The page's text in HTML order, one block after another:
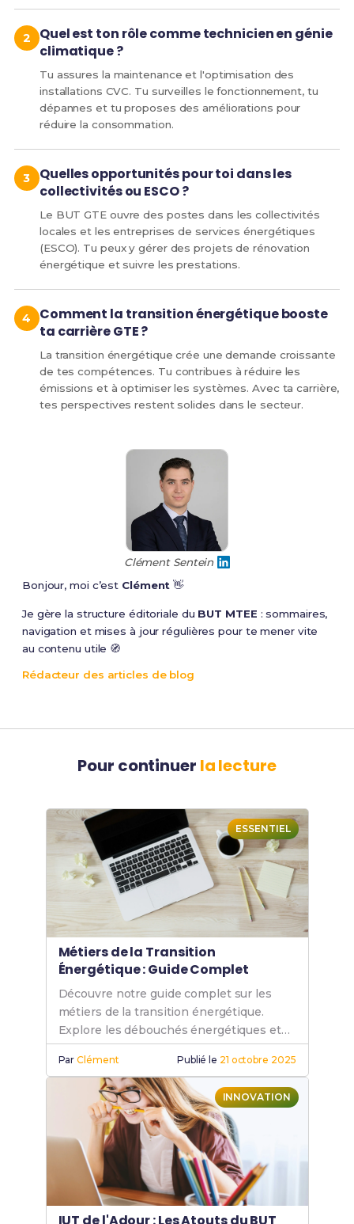
Quel est ton rôle comme technicien en génie
climatique ?
Tu assures la maintenance et l'optimisation des
installations CVC. Tu surveilles le fonctionnement, tu
dépannes et tu proposes des améliorations pour
réduire la consommation.
Quelles opportunités pour toi dans les
collectivités ou ESCO ?
Le BUT GTE ouvre des postes dans les collectivités
locales et les entreprises de services énergétiques
(ESCO). Tu peux y gérer des projets de rénovation
énergétique et suivre les prestations.
Comment la transition énergétique booste
ta carrière GTE ?
La transition énergétique crée une demande croissante
de tes compétences. Tu contribues à réduire les
émissions et à optimiser les systèmes. Avec ta carrière,
tes perspectives restent solides dans le secteur.
Clément Sentein
Bonjour, moi c’est Clément 👋
Je gère la structure éditoriale du BUT MTEE : sommaires,
navigation et mises à jour régulières pour te mener vite
au contenu utile 🧭
Rédacteur des articles de blog
Pour continuer la lecture
ESSENTIEL
Métiers de la Transition
Énergétique : Guide Complet
Découvre notre guide complet sur les
métiers de la transition énergétique.
Explore les débouchés énergétiques et
lance ta carrière dans ce secteur
prometteur.
ParClément Publié le 21 octobre 2025
INNOVATION